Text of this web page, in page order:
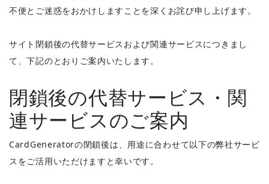
不便とご迷惑をおかけしますことを深くお詫び申し上げます。
サイト閉鎖後の代替サービスおよび関連サービスにつきまし
て、下記のとおりご案内いたします。
閉鎖後の代替サービス・関
連サービスのご案内
CardGeneratorの閉鎖後は、用途に合わせて以下の弊社サービ
スをご活用いただけますと幸いです。